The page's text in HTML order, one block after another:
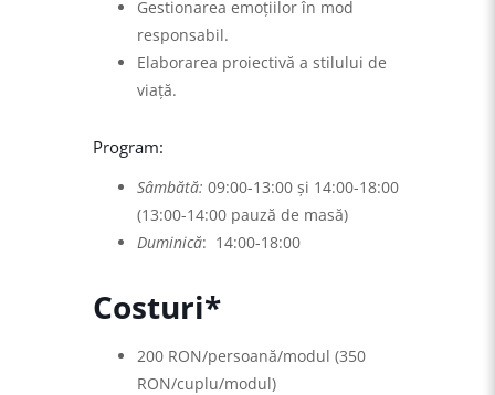
Gestionarea emoțiilor în mod
responsabil.
Elaborarea proiectivă a stilului de
viață.
Program:
Sâmbătă: 09:00-13:00 și 14:00-18:00
(13:00-14:00 pauză de masă)
Duminică: 14:00-18:00
Costuri*
200 RON/persoană/modul (350
RON/cuplu/modul)